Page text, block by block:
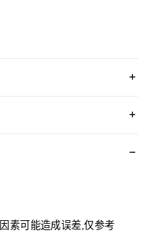
素可能造成误差,仅参考